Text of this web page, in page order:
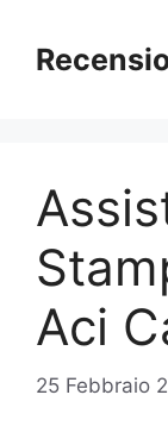
contenuto
Aci
25 Febbraio